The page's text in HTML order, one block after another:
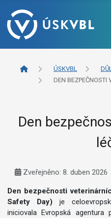
ÚSKVBL
DEN BEZPEČNOSTI
Den
Základní údaje
Zveřejněno: 8. duben 2026
Den bezpečnosti
Safety Day) je
iniciovala Evropská agentura